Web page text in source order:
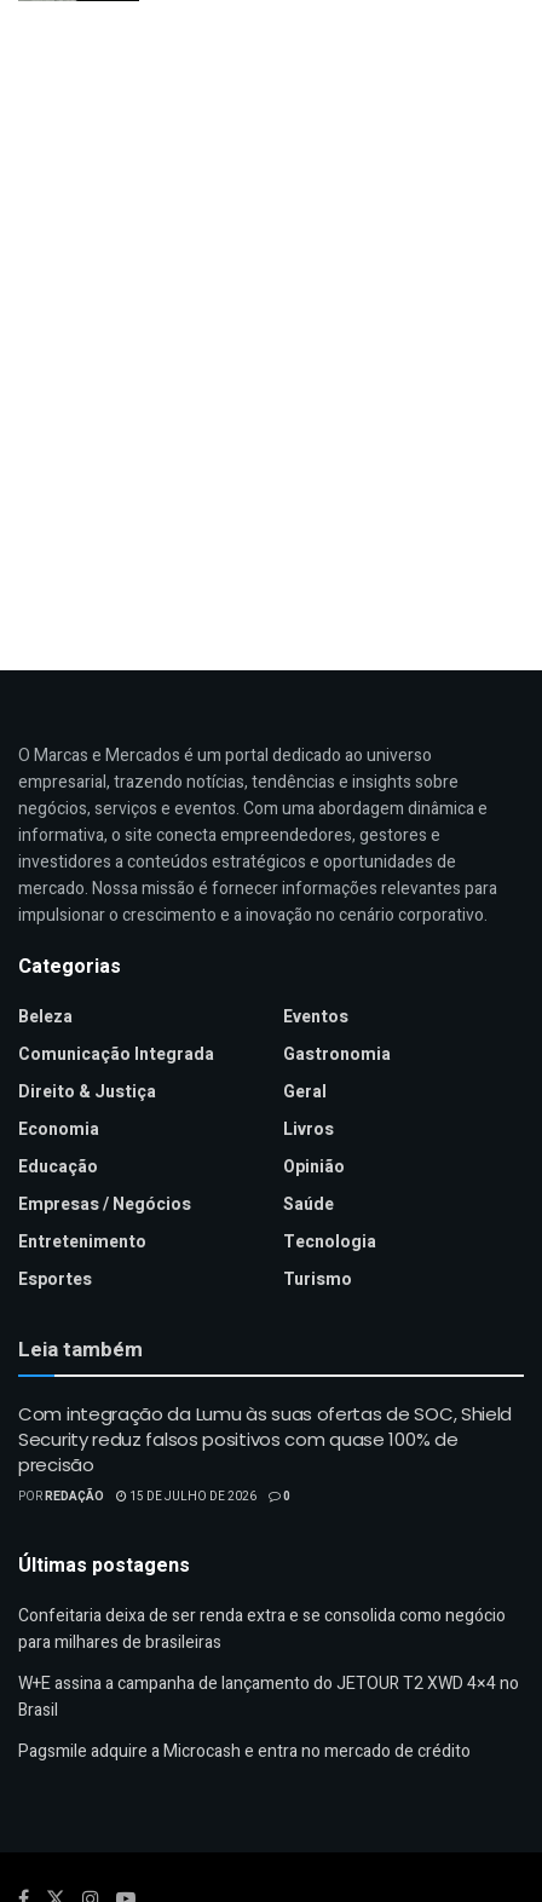
O Marcas e Mercados é um portal dedicado ao universo
empresarial, trazendo notícias, tendências e insights sobre
negócios, serviços e eventos. Com uma abordagem dinâmica e
informativa, o site conecta empreendedores, gestores e
investidores a conteúdos estratégicos e oportunidades de
mercado. Nossa missão é fornecer informações relevantes para
impulsionar o crescimento e a inovação no cenário corporativo.
Categorias
Beleza
Comunicação Integrada
Direito & Justiça
Economia
Educação
Empresas / Negócios
Entretenimento
Esportes
Eventos
Gastronomia
Geral
Livros
Opinião
Saúde
Tecnologia
Turismo
Leia também
Com integração da Lumu às suas ofertas de SOC, Shield
Security reduz falsos positivos com quase 100% de
precisão
PORREDAÇÃO 15 DE JULHO DE 2026 0
Últimas postagens
Confeitaria deixa de ser renda extra e se consolida como negócio
para milhares de brasileiras
W+E assina a campanha de lançamento do JETOUR T2 XWD 4×4 no
Brasil
Pagsmile adquire a Microcash e entra no mercado de crédito